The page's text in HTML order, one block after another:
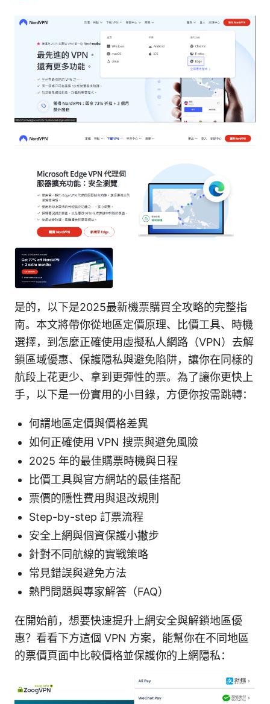
是的，以下是2025最新機票購買全攻略的完整指
南。本文將帶你從地區定價原理、比價工具、時機
選擇，到怎麼正確使用虛擬私人網路（VPN）去解
鎖區域優惠、保護隱私與避免陷阱，讓你在同樣的
航段上花更少、拿到更彈性的票。為了讓你更快上
手，以下是一份實用的小目錄，方便你按需跳轉：
何謂地區定價與價格差異
如何正確使用 VPN 搜票與避免風險
2025 年的最佳購票時機與日程
比價工具與官方網站的最佳搭配
票價的隱性費用與退改規則
Step-by-step 訂票流程
安全上網與個資保護小撇步
針對不同航線的實戦策略
常見錯誤與避免方法
熱門問題與專家解答（FAQ）
在開始前，想要快速提升上網安全與解鎖地區優
惠？看看下方這個 VPN 方案，能幫你在不同地區
的票價頁面中比較價格並保護你的上網隱私：